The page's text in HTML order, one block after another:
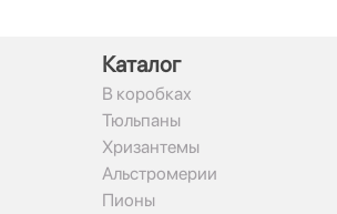
Каталог
В коробках
Тюльпаны
Хризантемы
Альстромерии
Пионы